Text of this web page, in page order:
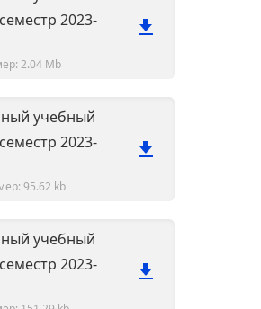
2023-
2.04 Mb
учебный
2023-
95.62 kb
учебный
2023-